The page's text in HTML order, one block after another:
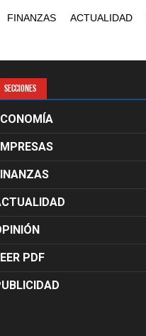
FINANZAS ACTUALIDAD
SECCIONES
PDF